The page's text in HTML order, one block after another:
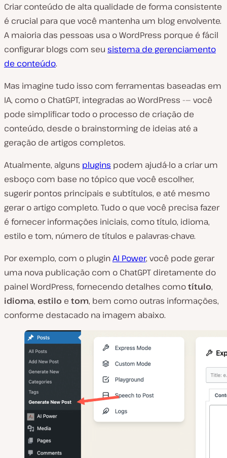
Criar conteúdo de alta qualidade de forma consistente
é crucial para que você mantenha um blog envolvente.
A maioria das pessoas usa o WordPress porque é fácil
configurar blogs com seu sistema de gerenciamento
de conteúdo.
Mas imagine tudo isso com ferramentas baseadas em
IA, como o ChatGPT, integradas ao WordPress -— você
pode simplificar todo o processo de criação de
conteúdo, desde o brainstorming de ideias até a
geração de artigos completos.
Atualmente, alguns plugins podem ajudá-lo a criar um
esboço com base no tópico que você escolher,
sugerir pontos principais e subtítulos, e até mesmo
gerar o artigo completo. Tudo o que você precisa fazer
é fornecer informações iniciais, como título, idioma,
estilo e tom, número de títulos e palavras-chave.
Por exemplo, com o pluginAI Power, você pode gerar
uma nova publicação com o ChatGPT diretamente do
painel WordPress, fornecendo detalhes comotítulo,
idioma, estilo e tom, bem como outras informações,
conforme destacado na imagem abaixo.